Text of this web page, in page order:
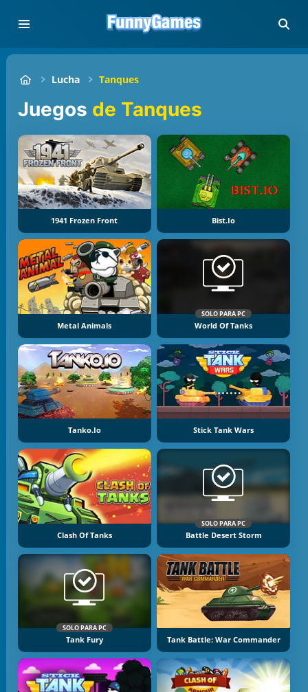
Lucha Tanques
Juegos de Tanques
1941 Frozen Front Bist.io
Metal Animals
SOLO PARA PC
World Of Tanks
Tanko.io Stick Tank Wars
Clash Of Tanks
SOLO PARA PC
Battle Desert Storm
SOLO PARA PC
Tank Fury Tank Battle: War Commander